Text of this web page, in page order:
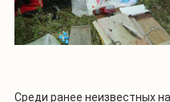
Среди ранее неизвестных